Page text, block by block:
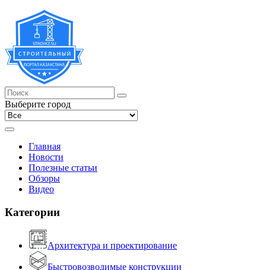
Выберите город
Главная
Новости
Полезные статьи
Обзоры
Видео
Категории
Архитектура и проектирование
Быстровозводимые конструкции